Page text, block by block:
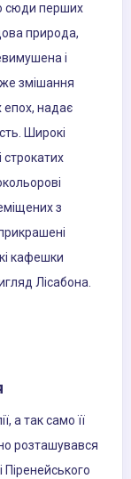
сюди перших
природа,
і
змішання
епох, надає
Широкі
строкатих
з
кафешки
Лісабона.
а так само її
розташувався
Піренейського